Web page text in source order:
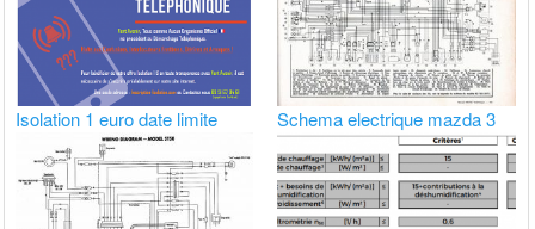
Isolation 1 euro date limite Schema electrique mazda 3